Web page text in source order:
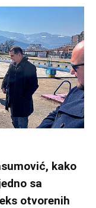
kako
sa
otvorenih